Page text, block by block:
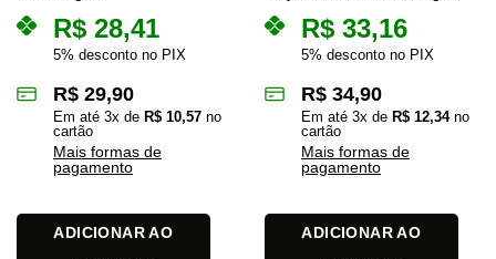
R$ 28,41
5% desconto no PIX
R$ 29,90
Em até 3x de R$ 10,57 no
cartão
Mais formas de
pagamento
ADICIONAR AO
R$ 33,16
5% desconto no PIX
R$ 34,90
Em até 3x de R$ 12,34no
cartão
Mais formas de
pagamento
ADICIONAR AO